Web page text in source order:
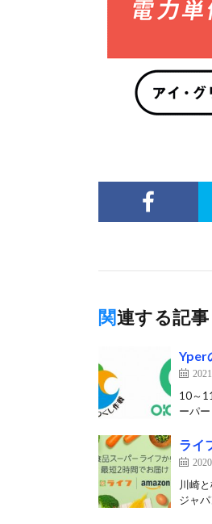
関連する記事
Yper
10～
ーパ
ライ
川崎
ジャ